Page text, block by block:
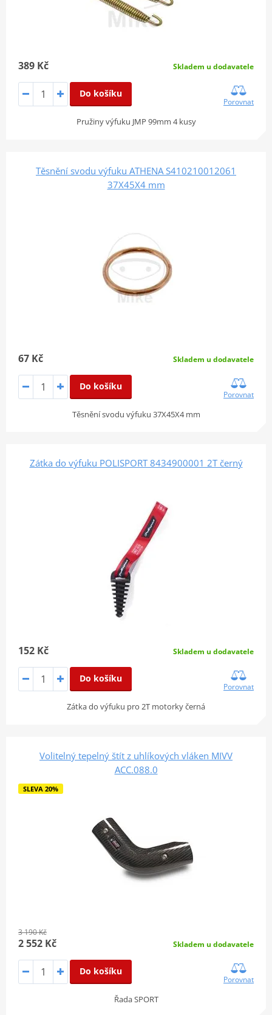
389 Kč Skladem u dodavatele
Do košíku
Porovnat
Pružiny výfuku JMP 99mm 4 kusy
Těsnění svodu výfuku ATHENA S410210012061
37X45X4 mm
67 Kč Skladem u dodavatele
Do košíku
Porovnat
Těsnění svodu výfuku 37X45X4 mm
Zátka do výfuku POLISPORT 8434900001 2T černý
152 Kč Skladem u dodavatele
Do košíku
Porovnat
Zátka do výfuku pro 2T motorky černá
Volitelný tepelný štít z uhlíkových vláken MIVV
ACC.088.0
SLEVA 20%
3 190 Kč
2 552 Kč Skladem u dodavatele
Do košíku
Porovnat
Řada SPORT